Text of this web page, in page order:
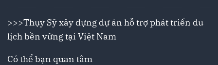
>>>Thụy Sỹ xây dựng dự án hỗ trợ phát triển du
lịch bền vững tại Việt Nam
Có thể bạn quan tâm